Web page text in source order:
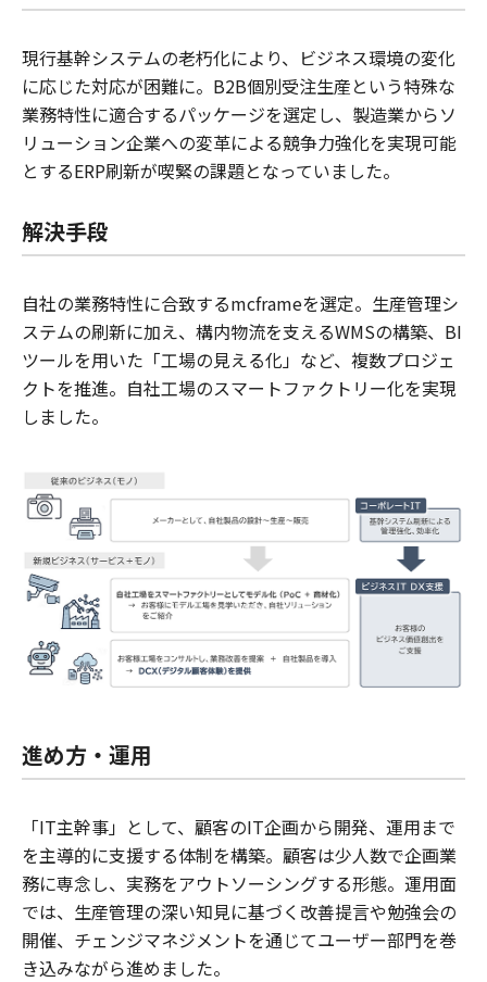
現行基幹システムの老朽化により、ビジネス環境の変化
に応じた対応が困難に。B2B個別受注生産という特殊な
業務特性に適合するパッケージを選定し、製造業からソ
リューション企業への変革による競争力強化を実現可能
とするERP刷新が喫緊の課題となっていました。
解決手段
自社の業務特性に合致するmcframeを選定。生産管理シ
ステムの刷新に加え、構内物流を支えるWMSの構築、BI
ツールを用いた「工場の見える化」など、複数プロジェ
クトを推進。自社工場のスマートファクトリー化を実現
しました。
進め方・運用
「IT主幹事」として、顧客のIT企画から開発、運用まで
を主導的に支援する体制を構築。顧客は少人数で企画業
務に専念し、実務をアウトソーシングする形態。運用面
では、生産管理の深い知見に基づく改善提言や勉強会の
開催、チェンジマネジメントを通じてユーザー部門を巻
き込みながら進めました。